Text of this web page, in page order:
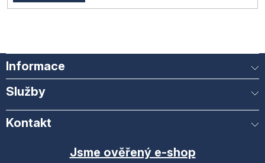
Informace
Služby
Kontakt
Jsme ověřený e-shop